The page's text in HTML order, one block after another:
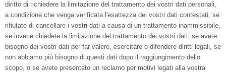
diritto di richiedere la limitazione del trattamento dei vostri dati personali,
a condizione che venga verificata l'esattezza dei vostri dati contestati, se
rifiutate di cancellare i vostri dati a causa di un trattamento inammissibile,
se invece chiedete la limitazione del trattamento dei vostri dati, se avete
bisogno dei vostri dati per far valere, esercitare o difendere diritti legali, se
non abbiamo più bisogno di questi dati dopo il raggiungimento dello
scopo, o se avete presentato un reclamo per motivi legati alla vostra